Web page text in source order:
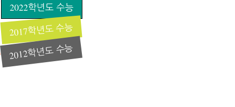
2022학년도 수능
2017학년도 수능
2012학년도 수능